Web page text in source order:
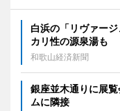
白浜の「リヴァー
カリ性の源泉湯も
和歌山経済新聞
銀座並木通りに展
ムに隣接